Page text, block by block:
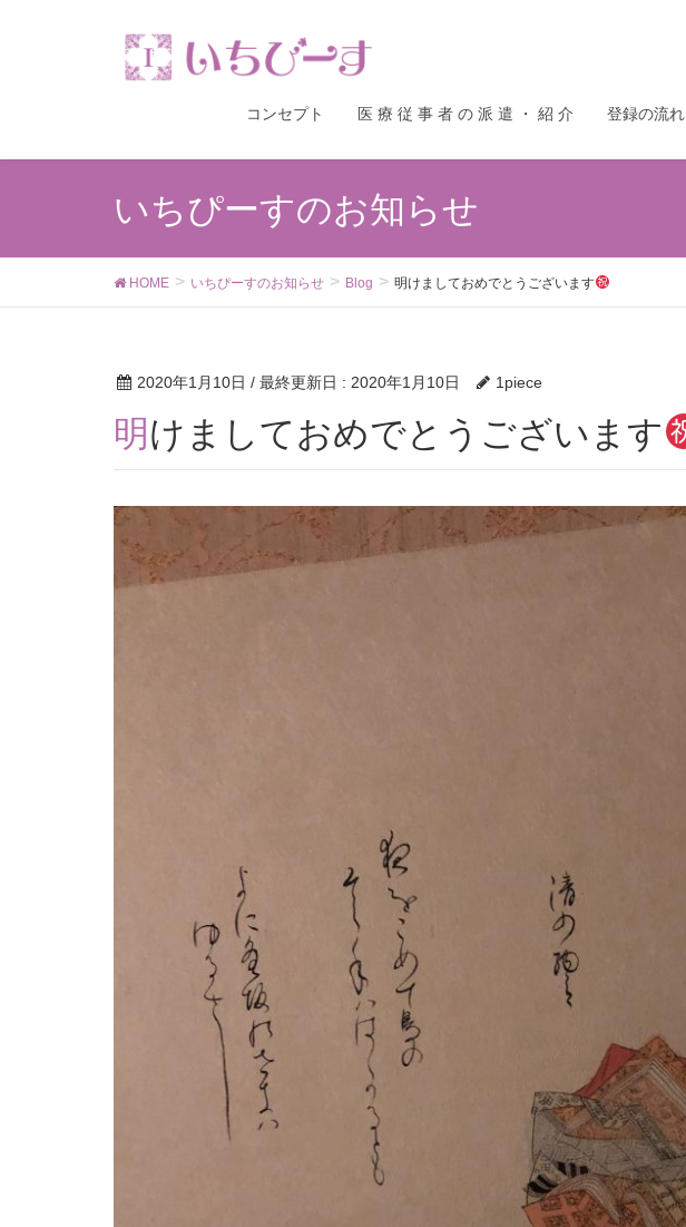
コンセプト 医 療 従 事 者 の 派 遣 ・ 紹 介 登録の流れ
いちぴーすのお知らせ
HOME いちぴーすのお知らせ Blog 明けましておめでとうございます
2020年1月10日 / 最終更新日 : 2020年1月10日 1piece
明けましておめでとうございます